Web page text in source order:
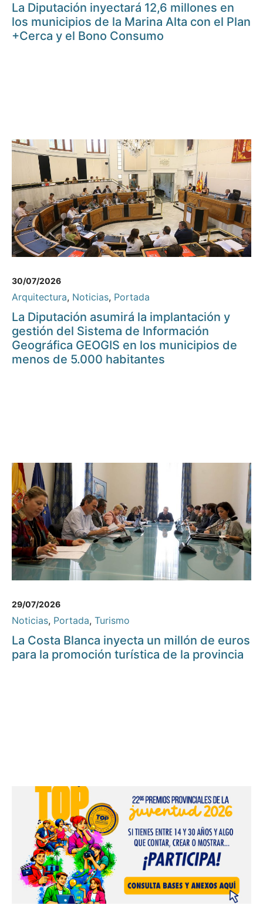
La Diputación inyectará 12,6 millones en
los municipios de la Marina Alta con el Plan
+Cerca y el Bono Consumo
30/07/2026
Arquitectura, Noticias, Portada
La Diputación asumirá la implantación y
gestión del Sistema de Información
Geográfica GEOGIS en los municipios de
menos de 5.000 habitantes
29/07/2026
Noticias, Portada, Turismo
La Costa Blanca inyecta un millón de euros
para la promoción turística de la provincia